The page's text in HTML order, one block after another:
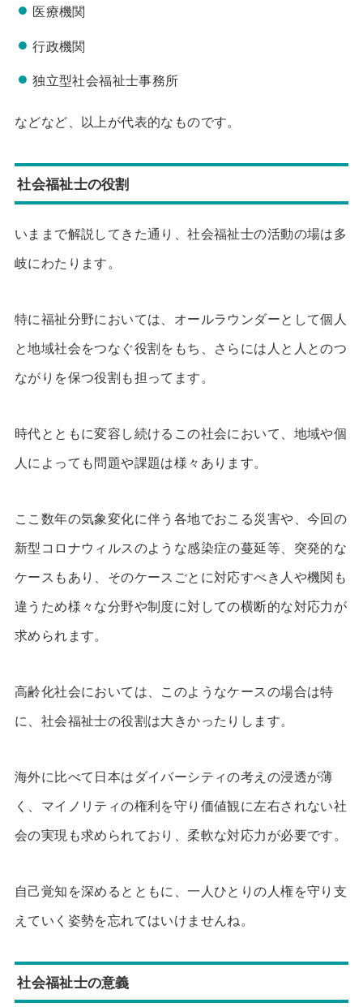
医療機関
行政機関
独立型社会福祉士事務所
などなど、以上が代表的なものです。
社会福祉士の役割
いままで解説してきた通り、社会福祉士の活動の場は多
岐にわたります。
特に福祉分野においては、オールラウンダーとして個人
と地域社会をつなぐ役割をもち、さらには人と人とのつ
ながりを保つ役割も担ってます。
時代とともに変容し続けるこの社会において、地域や個
人によっても問題や課題は様々あります。
ここ数年の気象変化に伴う各地でおこる災害や、今回の
新型コロナウィルスのような感染症の蔓延等、突発的な
ケースもあり、そのケースごとに対応すべき人や機関も
違うため様々な分野や制度に対しての横断的な対応力が
求められます。
高齢化社会においては、このようなケースの場合は特
に、社会福祉士の役割は大きかったりします。
海外に比べて日本はダイバーシティの考えの浸透が薄
く、マイノリティの権利を守り価値観に左右されない社
会の実現も求められており、柔軟な対応力が必要です。
自己覚知を深めるとともに、一人ひとりの人権を守り支
えていく姿勢を忘れてはいけませんね。
社会福祉士の意義